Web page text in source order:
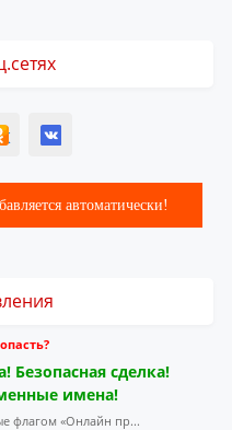
ВК
автоматически!
Безопасная сделка!
имена!
флагом «Онлайн пр...